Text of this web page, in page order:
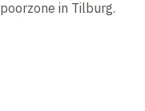
in Tilburg.